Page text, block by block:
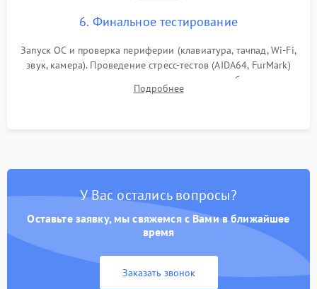
6. Финальное тестирование
Запуск ОС и проверка периферии (клавиатура, тачпад, Wi-Fi,
звук, камера). Проведение стресс-тестов (AIDA64, FurMark)
для контроля температурного режима и стабильности
системы под пиковой нагрузкой.
Подробнее
У Вас остались вопросы?
Оставьте заявку, мы свяжемся с Вами в ближайшее
время
Заказать звонок